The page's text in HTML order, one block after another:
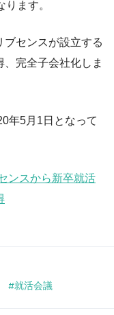
ます。
センスが設立する
完全子会社化しま
年5月1日となって
ンスから新卒就活
就活会議